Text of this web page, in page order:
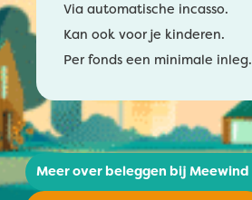
Via automatische incasso.
Kan ook voor je kinderen.
Per fonds een minimale inleg.
Meer over beleggen bij Meewind